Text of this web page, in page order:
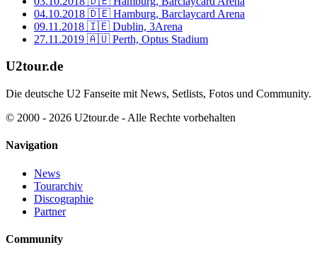
04.10.2018 🇩🇪 Hamburg, Barclaycard Arena
09.11.2018 🇮🇪 Dublin, 3Arena
27.11.2019 🇦🇺 Perth, Optus Stadium
U2tour.de
Die deutsche U2 Fanseite mit News, Setlists, Fotos und Community.
© 2000 - 2026 U2tour.de - Alle Rechte vorbehalten
Navigation
News
Tourarchiv
Discographie
Partner
Community